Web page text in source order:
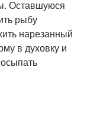
Оставшуюся
рыбу
нарезанный
в духовку и